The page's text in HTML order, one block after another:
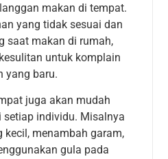
makan di tempat.
yang tidak sesuai dan
saat makan di rumah,
untuk komplain
yang baru.
juga akan mudah
setiap individu. Misalnya
menambah garam,
gula pada